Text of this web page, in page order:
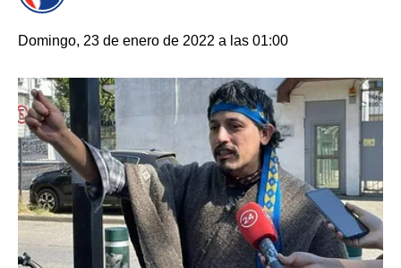
Domingo, 23 de enero de 2022 a las 01:00